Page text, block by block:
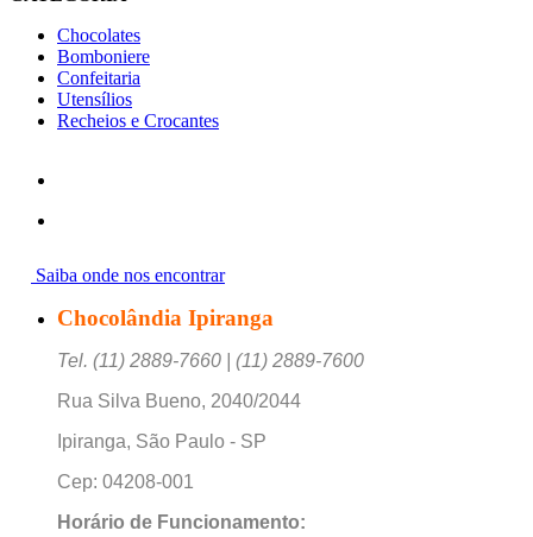
Chocolates
Bomboniere
Confeitaria
Utensílios
Recheios e Crocantes
Saiba onde nos encontrar
Chocolândia Ipiranga
Tel. (11) 2889-7660 | (11) 2889-7600
Rua Silva Bueno, 2040/2044
Ipiranga, São Paulo - SP
Cep: 04208-001
Horário de Funcionamento: